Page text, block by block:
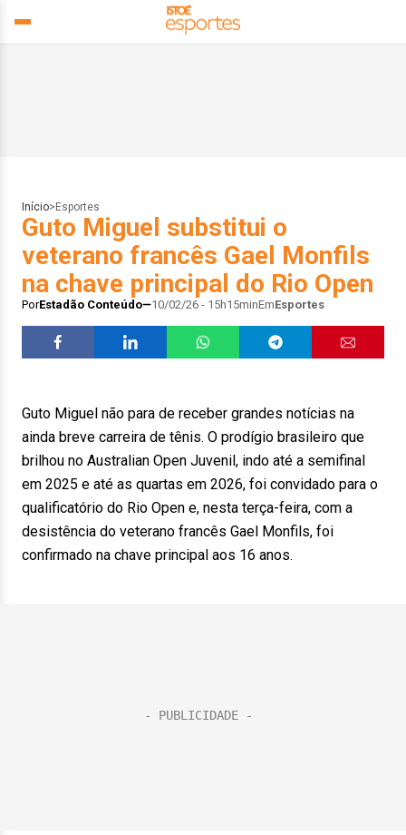
Início> Esportes
Guto Miguel substitui o
veterano francês Gael Monfils
na chave principal do Rio Open
PorEstadão Conteúdo 10/02/26 - 15h15minEmEsportes
Guto Miguel não para de receber grandes notícias na
ainda breve carreira de tênis. O prodígio brasileiro que
brilhou no Australian Open Juvenil, indo até a semifinal
em 2025 e até as quartas em 2026, foi convidado para o
qualificatório do Rio Open e, nesta terça-feira, com a
desistência do veterano francês Gael Monfils, foi
confirmado na chave principal aos 16 anos.